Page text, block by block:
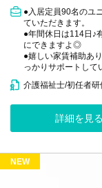
●入居定員90名のユ
ていただきます。
●年間休日は114日♪
にできますよ◎
●嬉しい家賃補助あ
っかりサポートして
介護福祉士/初任者
詳細を見る
NEW